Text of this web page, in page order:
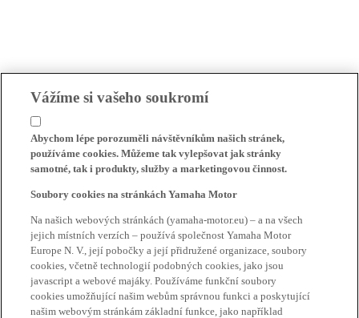
Vážíme si vašeho soukromí
Abychom lépe porozuměli návštěvníkům našich stránek,
používáme cookies. Můžeme tak vylepšovat jak stránky
samotné, tak i produkty, služby a marketingovou činnost.
Soubory cookies na stránkách Yamaha Motor
Na našich webových stránkách (yamaha-motor.eu) – a na všech
jejich místních verzích – používá společnost Yamaha Motor
Europe N. V., její pobočky a její přidružené organizace, soubory
cookies, včetně technologií podobných cookies, jako jsou
javascript a webové majáky. Používáme funkční soubory
cookies umožňující našim webům správnou funkci a poskytující
našim webovým stránkám základní funkce, jako například